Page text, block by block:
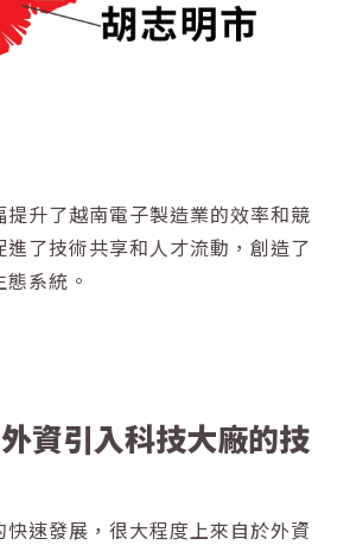
提升了越南電子製造業的效率和競
進了技術共享和人才流動，創造了
系統。
資引入科技大廠的技
快速發展，很大程度上來自於外資